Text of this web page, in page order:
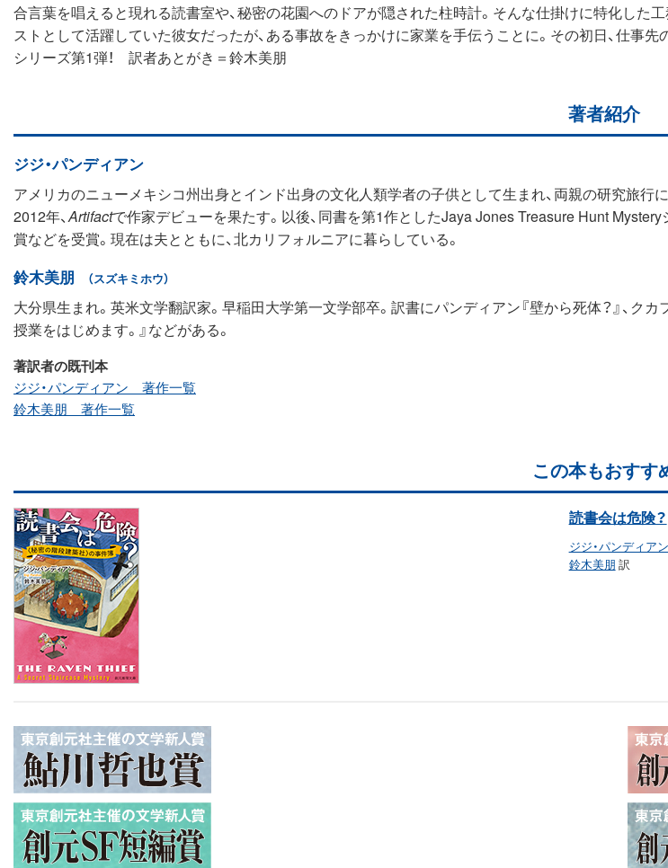
合言葉を唱えると現れる読書室や、秘密の花園へのドアが隠された柱時計。そんな仕掛けに特化した
ストとして活躍していた彼女だったが、ある事故をきっかけに家業を手伝うことに。その初日、仕
シリーズ第1弾！ 訳者あとがき＝鈴木美朋
著者紹介
ジジ・パンディアン
アメリカのニューメキシコ州出身とインド出身の文化人類学者の子供として生まれ、両親の研究旅行
2012年、Artifactで作家デビューを果たす。以後、同書を第1作としたJaya Jones Treasure Hunt
賞などを受賞。現在は夫とともに、北カリフォルニアに暮らしている。
鈴木美朋 （スズキミホウ）
大分県生まれ。英米文学翻訳家。早稲田大学第一文学部卒。訳書にパンディアン『壁から死体？』、クカ
授業をはじめます。』などがある。
著訳者の既刊本
ジジ・パンディアン 著作一覧
鈴木美朋 著作一覧
この本もおすす
読書会は危険？
ジジ・パンディアン
鈴木美朋 訳